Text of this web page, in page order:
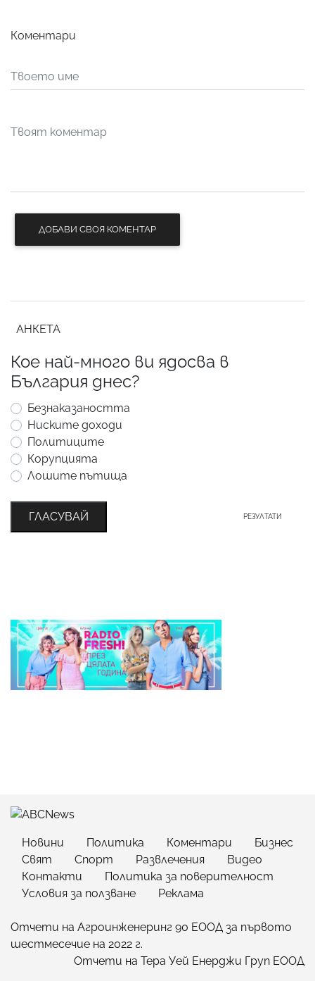
Коментари
ДОБАВИ СВОЯ КОМЕНТАР
АНКЕТА
Кое най-много ви ядосва в
България днес?
Безнаказаността
Ниските доходи
Политиците
Корупцията
Лошите пътища
ГЛАСУВАЙ РЕЗУЛТАТИ
Новини Политика Коментари
Бизнес
Свят
Спорт Развлечения
Видео
Контакти
Политика за поверителност
Условия за ползване
Реклама
Отчети на Агроинженеринг 90 ЕООД за първото
шестмесечие на 2022 г.
Отчети на Тера Уей Енерджи Груп ЕООД